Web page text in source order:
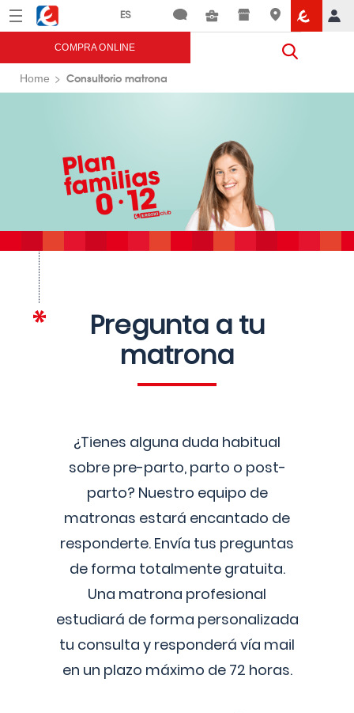
Menú Eroski
COMPRA ONLINE
Home Consultorio matrona
Pregunta a tu
matrona
¿Tienes alguna duda habitual
sobre pre-parto, parto o post-
parto? Nuestro equipo de
matronas estará encantado de
responderte. Envía tus preguntas
de forma totalmente gratuita.
Una matrona profesional
estudiará de forma personalizada
tu consulta y responderá vía mail
en un plazo máximo de 72 horas.